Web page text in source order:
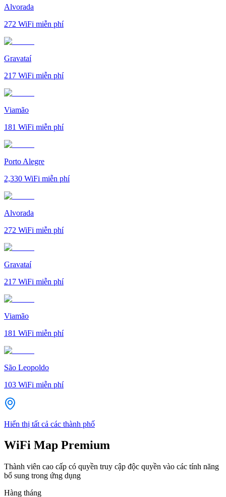
Alvorada
272 WiFi miễn phí
Gravataí
217 WiFi miễn phí
Viamão
181 WiFi miễn phí
Porto Alegre
2,330 WiFi miễn phí
Alvorada
272 WiFi miễn phí
Gravataí
217 WiFi miễn phí
Viamão
181 WiFi miễn phí
São Leopoldo
103 WiFi miễn phí
Hiển thị tất cả các thành phố
WiFi Map Premium
Thành viên cao cấp có quyền truy cập độc quyền vào các tính năng
bổ sung trong ứng dụng
Hàng tháng